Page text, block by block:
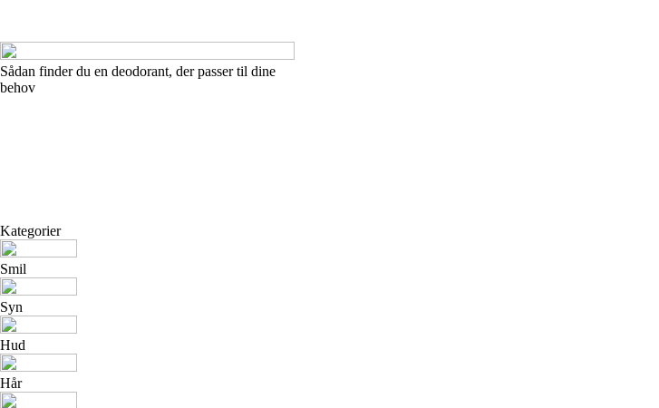
Sådan finder du en deodorant, der passer til dine
behov
Kategorier
Smil
Syn
Hud
Hår